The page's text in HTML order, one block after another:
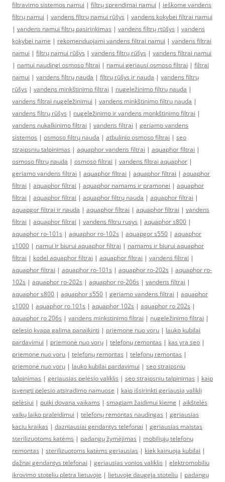
filtravimo sistemos namui | filtrų sprendimai namui | ieškome vandens
filtrų namui | vandens filtrų namui rūšys | vandens kokybei filtrai namui
| vandens namui filtrų pasirinkimas | vandens filtrų rtūšys | vandens
kokybei name | rekomenduojami vandens filtrai namui | vandens filtrai
namui | filtrų namui rūšys | vandens filtrų rūšys | vandens filtrai namui
| namui naudingi osmoso filtrai | namui geriausi osmoso filtrai | filtrai
namui | vandens filtrų nauda | filtrų rūšys ir nauda | vandens filtrų
rūšys | vandens minkštinimo filtrai | nugeležinimo filtrų nauda |
vandens filtrai nugeležinimui | vandens minkštinimo filtrų nauda |
vandens filtrų rūšys | nugeležinimo ir vandens monkštinimo filtrai |
vandens nukalkinimo filtrai | vandens filtrai | geriamo vandens
sistemos | osmoso filtrų nauda | atbulinio osmoso filtrai | seo
straipsniu talpinimas | aquaphor vandens filtrai | aquaphor filtrai |
osmoso filtrų nauda | osmoso filtrai | vandens filtrai aquaphor |
geriamo vandens filtrai | aquaphor filtrai | aquaphor filtrai | aquaphor
filtrai | aquaphor filtrai | aquaphor namams ir pramonei | aquaphor
filtrai | aquaphor filtrai | aquaphor filtrų nauda | aquaphor filtrai |
aquapgor filtrai ir nauda | aquaphor filtrai | aquaphor filtrai | vandens
filtrai | aquaphor filtrai | vandens filtru rusys | aquaphor s800 |
aquaphor ro-101s | aquaphor ro-102s | aquapgor s550 | aquaphor
s1000 | namui ir biurui aquaphor filtrai | namams ir biurui aquaphor
filtrai | kodel aquaphor filtrai | aquaphor filtrai | vandens filtrai |
aquaphor filtrai | aquaphor ro-101s | aquaphor ro-202s | aquaphor ro-
102s | aquaphor ro-202s | aquaphor ro-206s | vandens filtrai |
aquaphor s800 | aquaphor s550 | geriamo vandens filtrai | aquaphor
s1000 | aquaphor ro 101s | aquaphor 102s | aquaphor ro 202s |
aquaphor ro 206s | vandens minkstinimo filtrai | nugeležinimo filtrai |
pelesio kvapa galima panaikinti | priemone nuo voru | lauko kubilai
pardavimui | priemonė nuo vorų | telefonų remontas | kas yra seo |
priemone nuo voru | telefonų remontas | telefonų remontas |
priemonė nuo vorų | lauko kubilai pardavimui | seo straipsniu
talpinimas | geriausias pelėsio valiklis | seo straipsniu talpinimas | kaip
isvengti pelesio atsiradimo namuose | kaip išsirinkti geriausią valiklį
pelėsiui | puiki dovana vaikams | smagiam žaidimui kieme | aikštelės
vaikų laiko praleidimui | telefonų remontas naudingas | geriausias
kaciu kraikas | dazniausiai gendantys telefonai | geriausias maistas
sterilizuotoms katėms | padangų žymėjimas | mobiliųjų telefonų
remontas | sterilizuotoms katėms geriausias | kiek kainuoja kubilai |
dažnai gendantys telefonai | geriausias vonios valiklis | elektromobiliu
ikrovimo stoteliu pletra lietuvoje | lietuvoje daugeja stoteliu | padangų